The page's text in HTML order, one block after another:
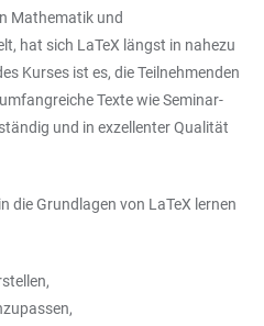
Mathematik und
hat sich LaTeX längst in nahezu
Kurses ist es, die Teilnehmenden
Texte wie Seminar-
und in exzellenter Qualität
die Grundlagen von LaTeX lernen